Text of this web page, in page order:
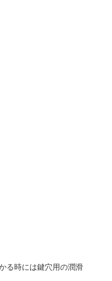
る時には鍵穴用の潤滑